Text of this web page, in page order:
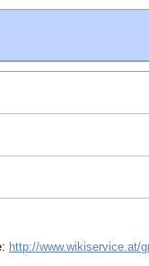
http://www.wikiservice.at/